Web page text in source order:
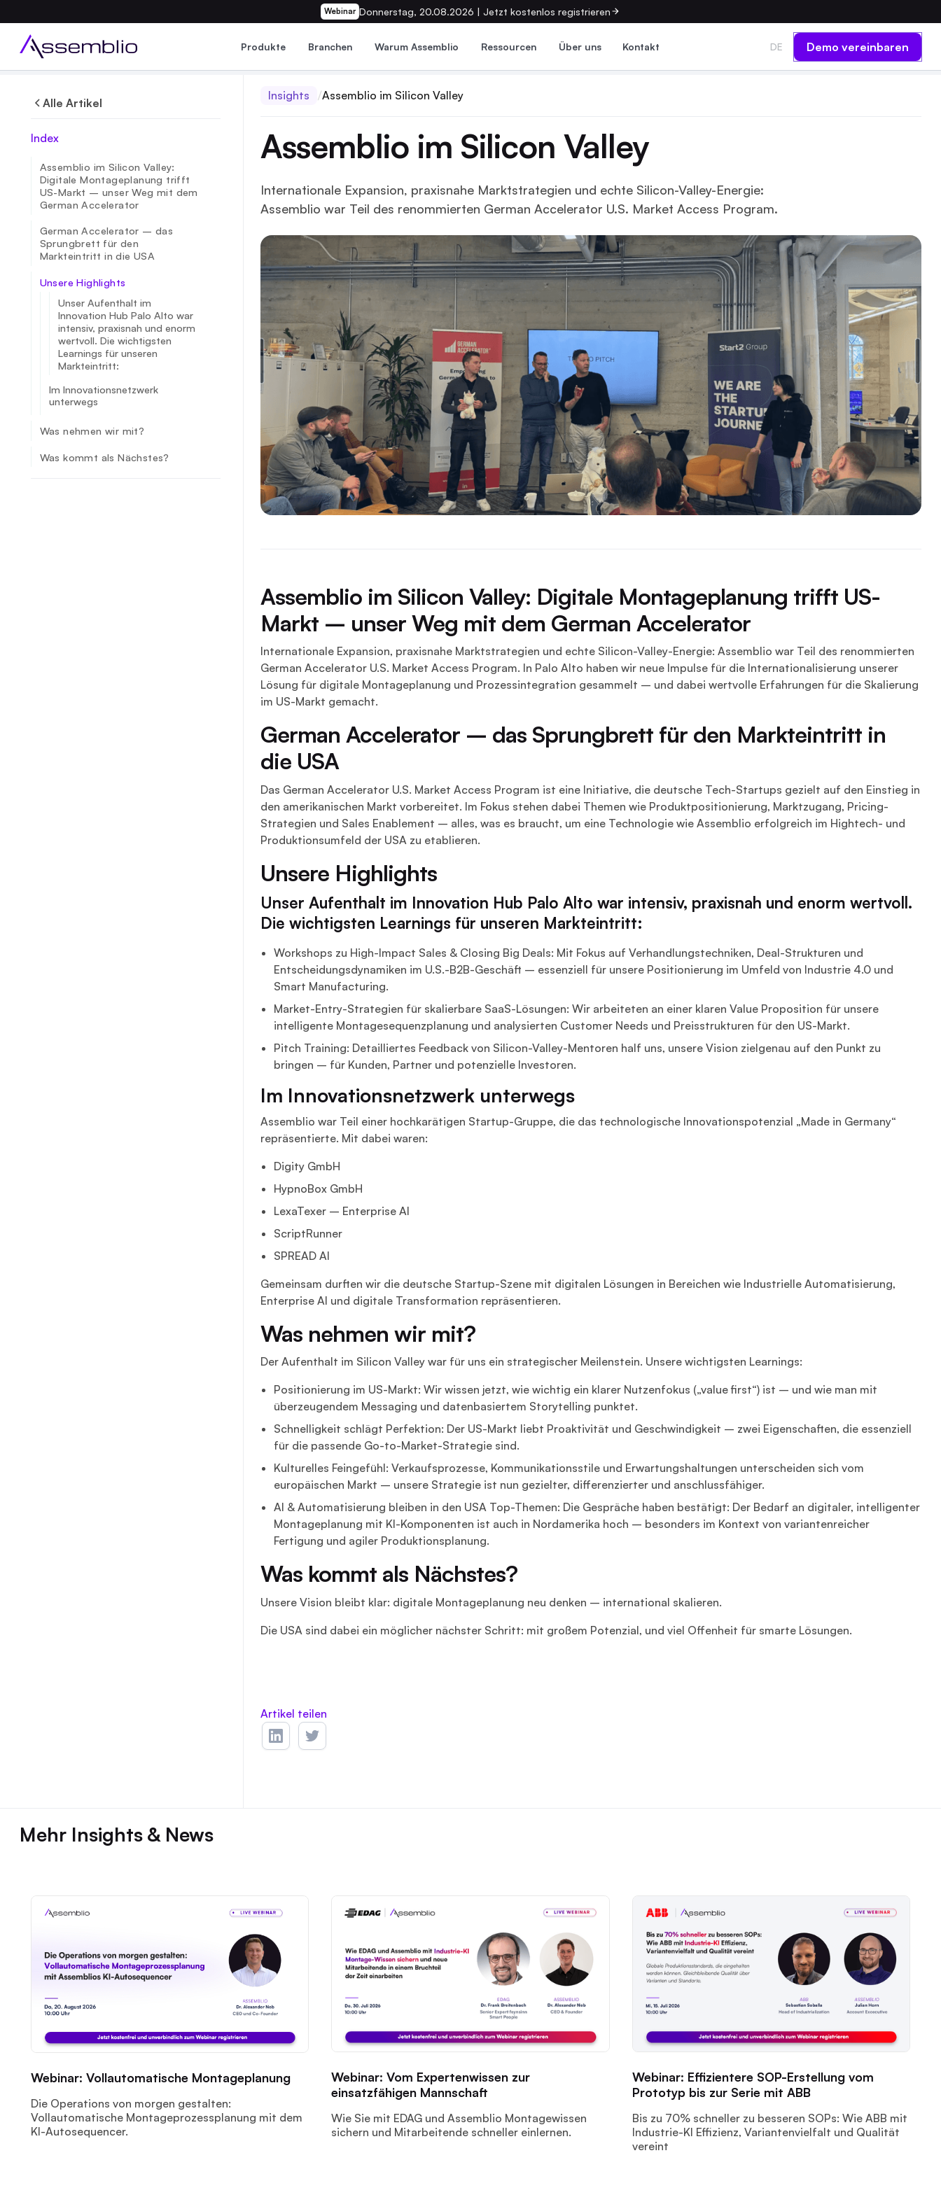
Webinar Donnerstag, 20.08.2026 | Jetzt kostenlos registrieren
Produkte Branchen Warum Assemblio Ressourcen Über uns Kontakt DE Demo vereinbaren
Alle Artikel
Index
Assemblio im Silicon Valley:
Digitale Montageplanung trifft
US-Markt – unser Weg mit dem
German Accelerator
German Accelerator – das
Sprungbrett für den
Markteintritt in die USA
Unsere Highlights
Unser Aufenthalt im
Innovation Hub Palo Alto war
intensiv, praxisnah und enorm
wertvoll. Die wichtigsten
Learnings für unseren
Markteintritt:
Im Innovationsnetzwerk
unterwegs
Was nehmen wir mit?
Was kommt als Nächstes?
Insights Assemblio im Silicon Valley
Assemblio im Silicon Valley
Internationale Expansion, praxisnahe Marktstrategien und echte Silicon-Valley-Energie:
Assemblio war Teil des renommierten German Accelerator U.S. Market Access Program.
Assemblio im Silicon Valley: Digitale Montageplanung trifft US-
Markt – unser Weg mit dem German Accelerator
Internationale Expansion, praxisnahe Marktstrategien und echte Silicon-Valley-Energie: Assemblio war Teil des renommierten
German Accelerator U.S. Market Access Program. In Palo Alto haben wir neue Impulse für die Internationalisierung unserer
Lösung für digitale Montageplanung und Prozessintegration gesammelt – und dabei wertvolle Erfahrungen für die Skalierung
im US-Markt gemacht.
German Accelerator – das Sprungbrett für den Markteintritt in
die USA
Das German Accelerator U.S. Market Access Program ist eine Initiative, die deutsche Tech-Startups gezielt auf den Einstieg in
den amerikanischen Markt vorbereitet. Im Fokus stehen dabei Themen wie Produktpositionierung, Marktzugang, Pricing-
Strategien und Sales Enablement – alles, was es braucht, um eine Technologie wie Assemblio erfolgreich im Hightech- und
Produktionsumfeld der USA zu etablieren.
Unsere Highlights
Unser Aufenthalt im Innovation Hub Palo Alto war intensiv, praxisnah und enorm wertvoll.
Die wichtigsten Learnings für unseren Markteintritt:
Workshops zu High-Impact Sales & Closing Big Deals: Mit Fokus auf Verhandlungstechniken, Deal-Strukturen und
Entscheidungsdynamiken im U.S.-B2B-Geschäft – essenziell für unsere Positionierung im Umfeld von Industrie 4.0 und
Smart Manufacturing.
Market-Entry-Strategien für skalierbare SaaS-Lösungen: Wir arbeiteten an einer klaren Value Proposition für unsere
intelligente Montagesequenzplanung und analysierten Customer Needs und Preisstrukturen für den US-Markt.
Pitch Training: Detailliertes Feedback von Silicon-Valley-Mentoren half uns, unsere Vision zielgenau auf den Punkt zu
bringen – für Kunden, Partner und potenzielle Investoren.
Im Innovationsnetzwerk unterwegs
Assemblio war Teil einer hochkarätigen Startup-Gruppe, die das technologische Innovationspotenzial „Made in Germany“
repräsentierte. Mit dabei waren:
Digity GmbH
HypnoBox GmbH
LexaTexer – Enterprise AI
ScriptRunner
SPREAD AI
Gemeinsam durften wir die deutsche Startup-Szene mit digitalen Lösungen in Bereichen wie Industrielle Automatisierung,
Enterprise AI und digitale Transformation repräsentieren.
Was nehmen wir mit?
Der Aufenthalt im Silicon Valley war für uns ein strategischer Meilenstein. Unsere wichtigsten Learnings:
Positionierung im US-Markt: Wir wissen jetzt, wie wichtig ein klarer Nutzenfokus („value first“) ist – und wie man mit
überzeugendem Messaging und datenbasiertem Storytelling punktet.
Schnelligkeit schlägt Perfektion: Der US-Markt liebt Proaktivität und Geschwindigkeit – zwei Eigenschaften, die essenziell
für die passende Go-to-Market-Strategie sind.
Kulturelles Feingefühl: Verkaufsprozesse, Kommunikationsstile und Erwartungshaltungen unterscheiden sich vom
europäischen Markt – unsere Strategie ist nun gezielter, differenzierter und anschlussfähiger.
AI & Automatisierung bleiben in den USA Top-Themen: Die Gespräche haben bestätigt: Der Bedarf an digitaler, intelligenter
Montageplanung mit KI-Komponenten ist auch in Nordamerika hoch – besonders im Kontext von variantenreicher
Fertigung und agiler Produktionsplanung.
Was kommt als Nächstes?
Unsere Vision bleibt klar: digitale Montageplanung neu denken – international skalieren.
Die USA sind dabei ein möglicher nächster Schritt: mit großem Potenzial, und viel Offenheit für smarte Lösungen.
Artikel teilen
Mehr Insights & News
Webinar: Vollautomatische Montageplanung
Die Operations von morgen gestalten:
Vollautomatische Montageprozessplanung mit dem
KI-Autosequencer.
Webinar: Vom Expertenwissen zur
einsatzfähigen Mannschaft
Wie Sie mit EDAG und Assemblio Montagewissen
sichern und Mitarbeitende schneller einlernen.
Webinar: Effizientere SOP-Erstellung vom
Prototyp bis zur Serie mit ABB
Bis zu 70% schneller zu besseren SOPs: Wie ABB mit
Industrie-KI Effizienz, Variantenvielfalt und Qualität
vereint